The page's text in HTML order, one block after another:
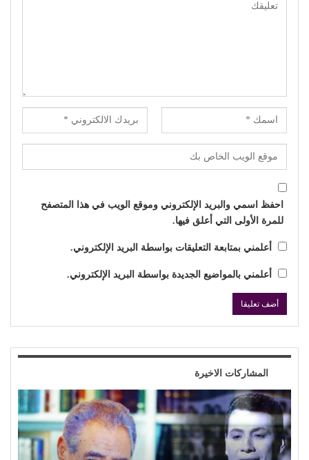
احفظ اسمي والبريد الإلكتروني وموقع الويب في هذا المتصفح
للمرة الأولى التي أعلق فيها.
أعلمني بمتابعة التعليقات بواسطة البريد الإلكتروني.
أعلمني بالمواضيع الجديدة بواسطة البريد الإلكتروني.
المشاركات الاخيرة